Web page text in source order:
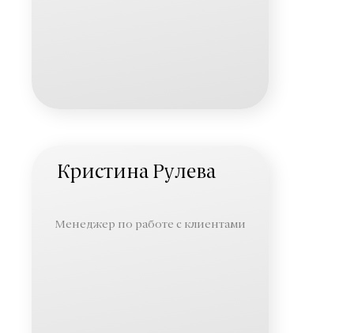
Кристина Рулева
Менеджер по работе с клиентами